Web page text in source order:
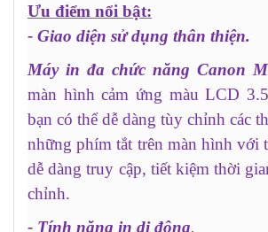
Ưu điểm nổi bật:
- Giao diện sử dụng thân thiện.
Máy in đa chức năng Canon
màn hình cảm ứng màu LCD
bạn có thể dễ dàng tùy chỉnh các
những phím tắt trên màn hình với
dễ dàng truy cập, tiết kiệm thời
chỉnh.
- Tính năng in di động.